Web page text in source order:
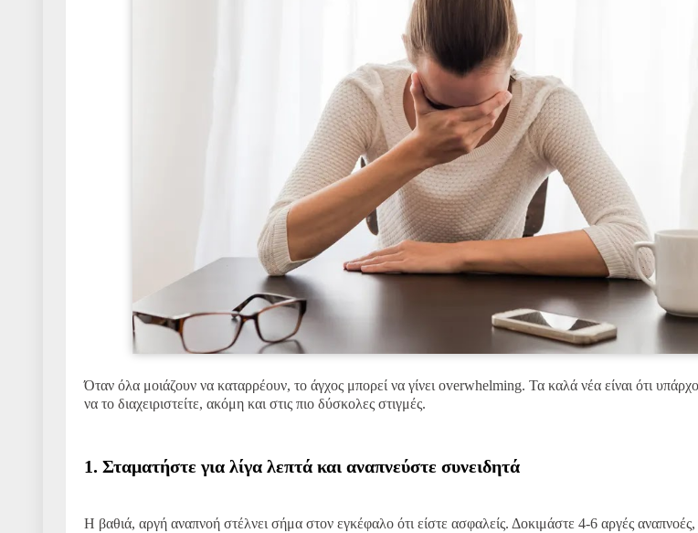
Όταν όλα μοιάζουν να καταρρέουν, το άγχος μπορεί να γίνει overwhelming. Τα καλά νέα είναι ότι
να το διαχειριστείτε, ακόμη και στις πιο δύσκολες στιγμές.
1. Σταματήστε για λίγα λεπτά και αναπνεύστε συνειδητά
Η βαθιά, αργή αναπνοή στέλνει σήμα στον εγκέφαλο ότι είστε ασφαλείς. Δοκιμάστε 4-6 αργές αναπνοές,